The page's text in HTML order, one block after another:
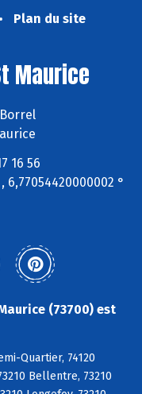
Plan du site
Maurice
16 56
6,77054420000002 °
(73700) est
Quartier, 74120
Bellentre, 73210